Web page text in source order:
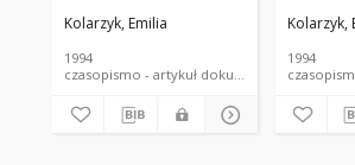
efficiency. I. Values of
parameters in different
degrees of poisoning
Kolarzyk, Emilia
1994
czasopismo - artykuł dokument piśmienniczy
and
Kolarzyk,
1994